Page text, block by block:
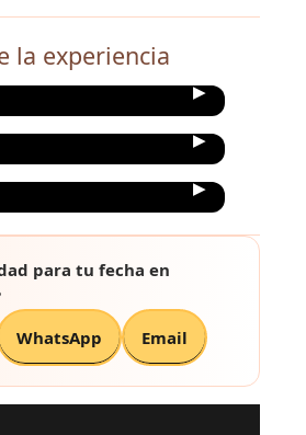
la experiencia
para tu fecha en
WhatsApp Email